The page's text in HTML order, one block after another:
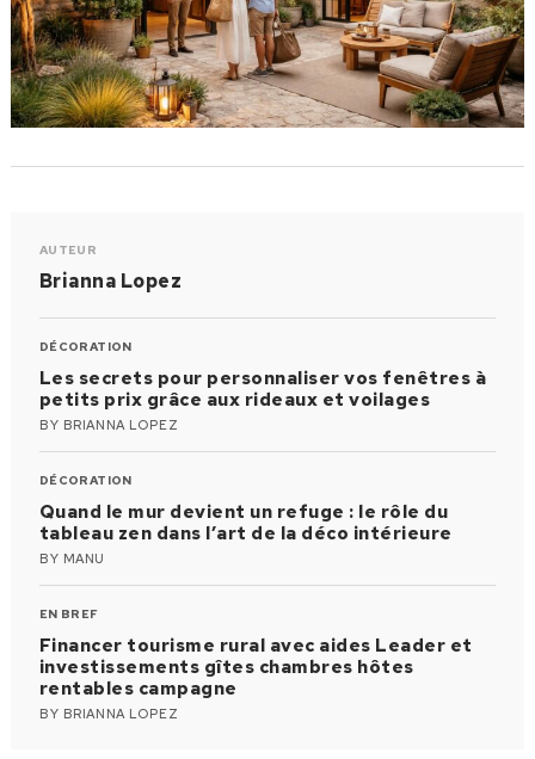
AUTEUR
Brianna Lopez
DÉCORATION
Les secrets pour personnaliser vos fenêtres à
petits prix grâce aux rideaux et voilages
BY BRIANNA LOPEZ
DÉCORATION
Quand le mur devient un refuge : le rôle du
tableau zen dans l’art de la déco intérieure
BY MANU
EN BREF
Financer tourisme rural avec aides Leader et
investissements gîtes chambres hôtes
rentables campagne
BY BRIANNA LOPEZ